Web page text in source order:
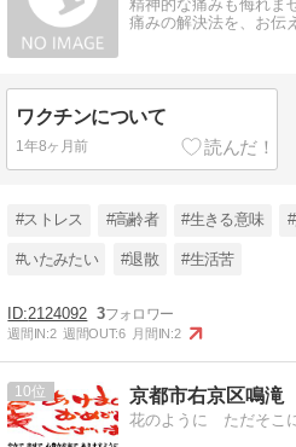
精神的な痛みも侮れま
痛みの解決法を、お伝
ワクチンについて
1年8ヶ月前
#ストレス #高齢者 #生きる意味
#いたみたい #退散 #生活苦
2124092 3
週間IN:2 週間OUT:6 月間IN:2
10
花のように ただそこ